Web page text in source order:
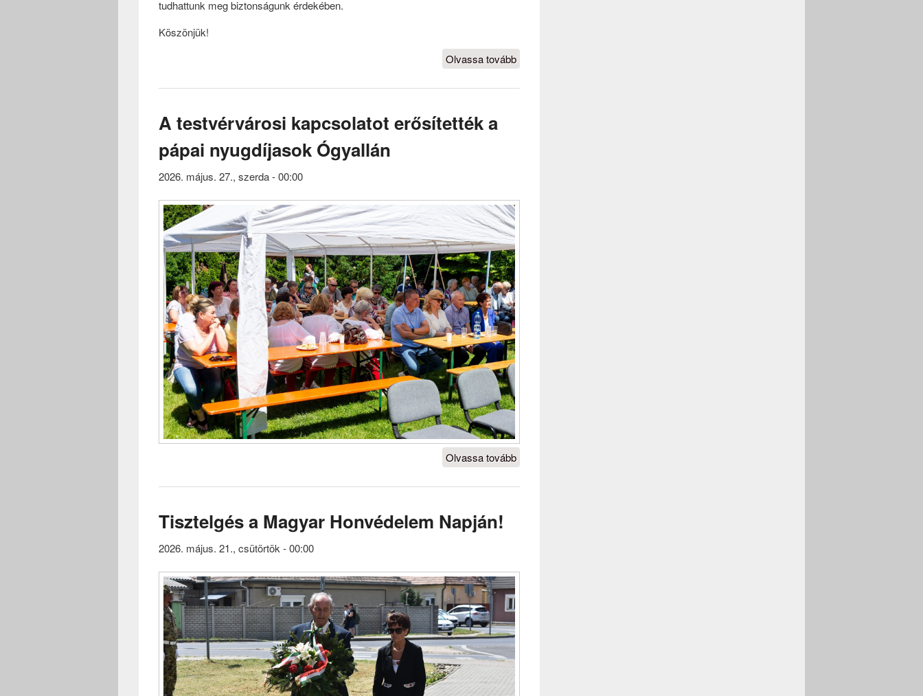
tudhattunk meg biztonságunk érdekében.
Köszönjük!
Olvassa tovább
A testvérvárosi kapcsolatot erősítették a
pápai nyugdíjasok Ógyallán
2026. május. 27., szerda - 00:00
Olvassa tovább
Tisztelgés a Magyar Honvédelem Napján!
2026. május. 21., csütörtök - 00:00